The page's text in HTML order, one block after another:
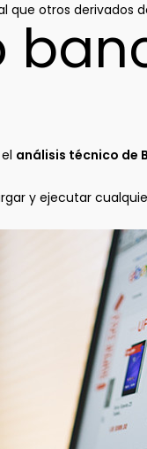
que otros derivados
análisis técnico de
y ejecutar